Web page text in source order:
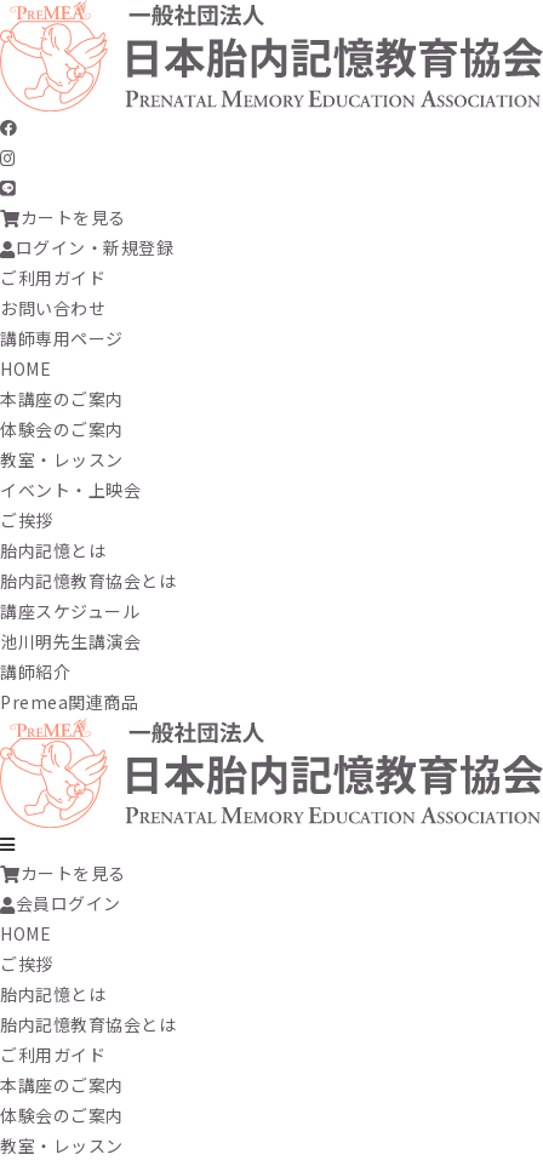
カートを見る
ログイン・新規登録
ご利用ガイド
お問い合わせ
講師専用ページ
HOME
本講座のご案内
体験会のご案内
教室・レッスン
イベント・上映会
ご挨拶
胎内記憶とは
胎内記憶教育協会とは
講座スケジュール
池川明先生講演会
講師紹介
Premea関連商品
カートを見る
会員ログイン
HOME
ご挨拶
胎内記憶とは
胎内記憶教育協会とは
ご利用ガイド
本講座のご案内
体験会のご案内
教室・レッスン